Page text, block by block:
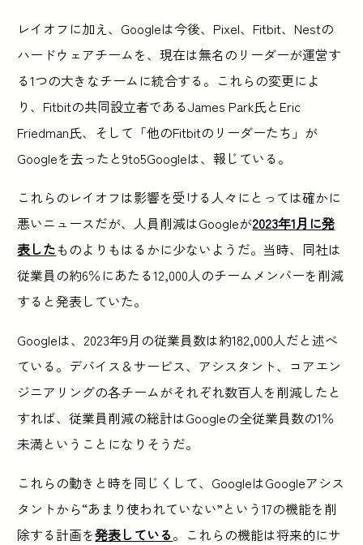
レイオフに加え、Googleは今後、Pixel、Fitbit、Nestの
ハードウェアチームを、現在は無名のリーダーが運営す
る1つの大きなチームに統合する。これらの変更によ
り、Fitbitの共同設立者であるJames Park氏とEric
Friedman氏、そして「他のFitbitのリーダーたち」が
Googleを去ったと9to5Googleは、報じている。
これらのレイオフは影響を受ける人々にとっては確かに
悪いニュースだが、人員削減はGoogleが2023年1月に発
表したものよりもはるかに少ないようだ。当時、同社は
従業員の約6％にあたる12,000人のチームメンバーを削減
すると発表していた。
Googleは、2023年9月の従業員数は約182,000人だと述べ
ている。デバイス＆サービス、アシスタント、コアエン
ジニアリングの各チームがそれぞれ数百人を削減したと
すれば、従業員削減の総計はGoogleの全従業員数の1％
未満ということになりそうだ。
これらの動きと時を同じくして、GoogleはGoogleアシス
タントから“あまり使われていない”という17の機能を削
除する計画を発表している。これらの機能は将来的にサ